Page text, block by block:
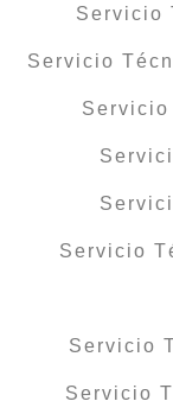
Servicio
Servicio
Servicio
Servicio
Servicio
Servicio